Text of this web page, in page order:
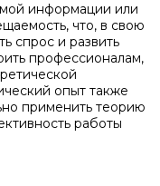
информации или
что, в свою
спрос и развить
профессионалам,
опыт также
применить теорию
работы